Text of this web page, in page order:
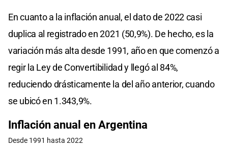
En cuanto a la inflación anual, el dato de 2022 casi
duplica al registrado en 2021 (50,9%). De hecho, es la
variación más alta desde 1991, año en que comenzó a
regir la Ley de Convertibilidad y llegó al 84%,
reduciendo drásticamente la del año anterior, cuando
se ubicó en 1.343,9%.